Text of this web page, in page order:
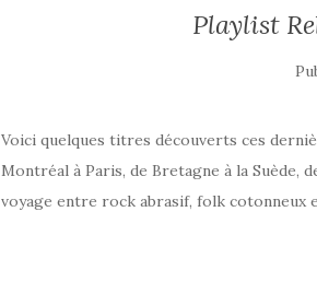
Playlist
Voici quelques titres découverts ces
Montréal à Paris, de Bretagne à la Suède,
voyage entre rock abrasif, folk cotonneux